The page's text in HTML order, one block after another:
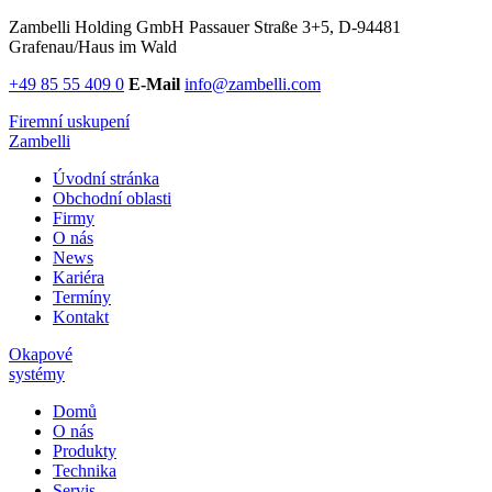
Zambelli Holding GmbH Passauer Straße 3+5, D-94481
Grafenau/Haus im Wald
+49 85 55 409 0 E-Mail info@zambelli.com
Firemní uskupení
Zambelli
Úvodní stránka
Obchodní oblasti
Firmy
O nás
News
Kariéra
Termíny
Kontakt
Okapové
systémy
Domů
O nás
Produkty
Technika